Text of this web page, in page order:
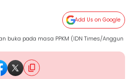
Add Us on Google
buka pada masa PPKM (IDN Times/Anggun